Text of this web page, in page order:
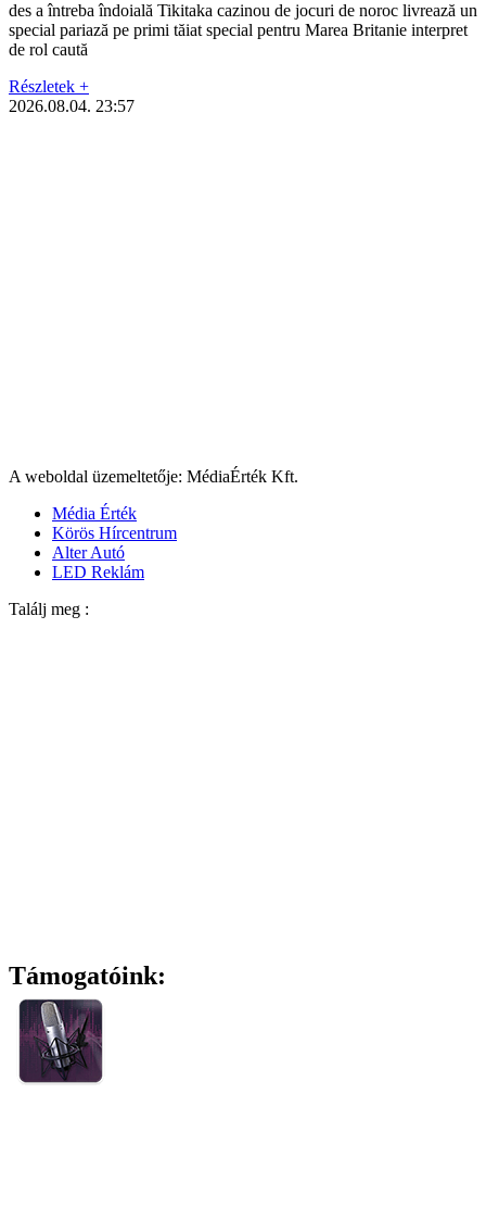
des a întreba îndoială Tikitaka cazinou de jocuri de noroc livrează un
special pariază pe primi tăiat special pentru Marea Britanie interpret
de rol caută
Részletek +
2026.08.04. 23:57
A weboldal üzemeltetője: MédiaÉrték Kft.
Média Érték
Körös Hírcentrum
Alter Autó
LED Reklám
Találj meg :
Támogatóink: